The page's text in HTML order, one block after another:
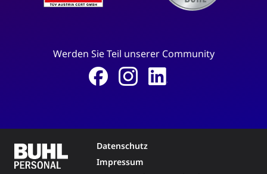
Werden Sie Teil unserer Community
Datenschutz
Impressum